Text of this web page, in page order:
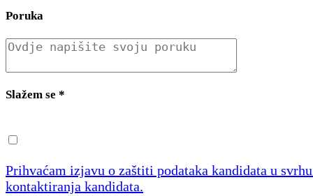
Poruka
Slažem se *
Prihvaćam izjavu o zaštiti podataka kandidata u
kontaktiranja kandidata.